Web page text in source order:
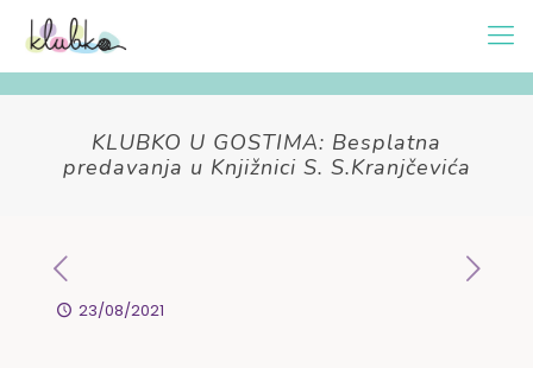
KLUBKO U GOSTIMA: Besplatna
predavanja u Knjižnici S. S.Kranjčevića
23/08/2021